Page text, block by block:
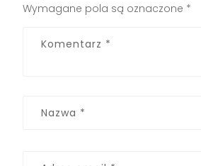
Wymagane pola są oznaczone *